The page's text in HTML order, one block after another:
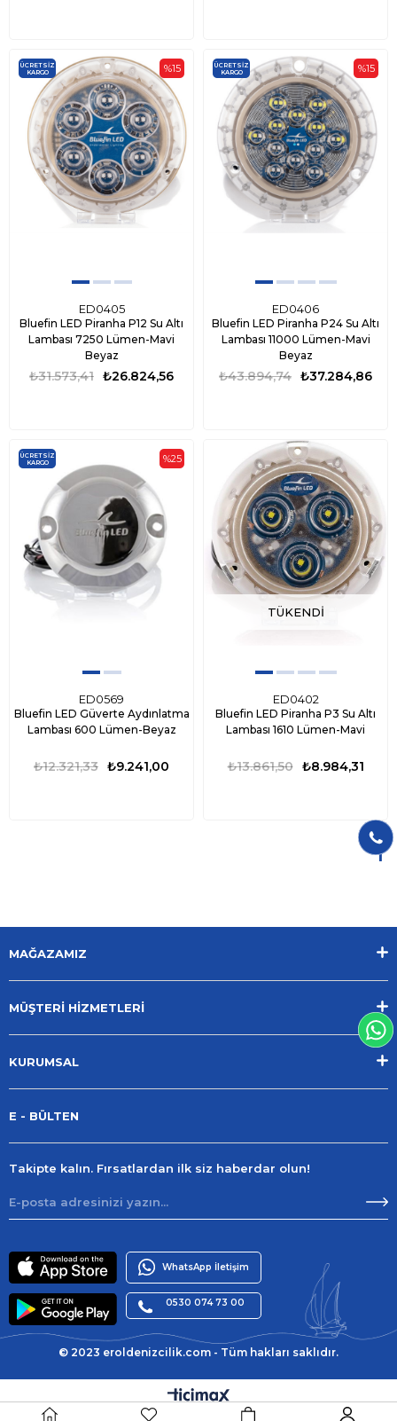
ED0405
Bluefin LED Piranha P12 Su Altı
Lambası 7250 Lümen-Mavi
Beyaz
₺26.824,56
₺31.573,41
%15
ÜCRETSIZ
KARGO
ED0406
Bluefin LED Piranha P24 Su Altı
Lambası 11000 Lümen-Mavi
Beyaz
₺37.284,86
₺43.894,74
%15
ÜCRETSIZ
KARGO
ED0569
Bluefin LED Güverte Aydınlatma
Lambası 600 Lümen-Beyaz
₺9.241,00
₺12.321,33
%25
ÜCRETSIZ
KARGO
TÜKENDI
ED0402
Bluefin LED Piranha P3 Su Altı
Lambası 1610 Lümen-Mavi
₺8.984,31
₺13.861,50
1
MAĞAZAMIZ
MÜŞTERİ HİZMETLERİ
KURUMSAL
E - BÜLTEN
Takipte kalın. Fırsatlardan ilk siz haberdar olun!
WhatsApp İletişim
0530 074 73 00
© 2023 eroldenizcilik.com - Tüm hakları saklıdır.